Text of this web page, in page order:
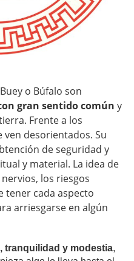
o Búfalo son
gran sentido común y
Frente a los
ven desorientados. Su
de seguridad y
y material. La idea de
los riesgos
tener cada aspecto
arriesgarse en algún
tranquilidad y modestia,